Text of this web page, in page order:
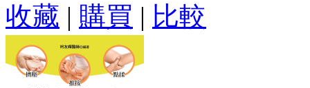
收藏 | 購買 | 比較